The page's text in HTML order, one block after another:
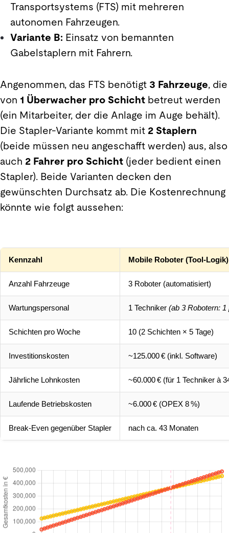
Transportsystems (FTS) mit mehreren
autonomen Fahrzeugen.
Variante B: Einsatz von bemannten
Gabelstaplern mit Fahrern.
Angenommen, das FTS benötigt 3 Fahrzeuge, die
von 1 Überwacher pro Schicht betreut werden
(ein Mitarbeiter, der die Anlage im Auge behält).
Die Stapler-Variante kommt mit 2 Staplern
(beide müssen neu angeschafft werden) aus, also
auch 2 Fahrer pro Schicht (jeder bedient einen
Stapler). Beide Varianten decken den
gewünschten Durchsatz ab. Die Kostenrechnung
könnte wie folgt aussehen:
Kennzahl Mobile Roboter (Tool-Logik)
Anzahl Fahrzeuge 3 Roboter (automatisiert)
Wartungspersonal 1 Techniker (ab 3 Robotern: 1
Schichten pro Woche 10 (2 Schichten × 5 Tage)
Investitionskosten ~125.000 € (inkl. Software)
Jährliche Lohnkosten ~60.000 € (für 1 Techniker à
Laufende Betriebskosten ~6.000 € (OPEX 8 %)
Break-Even gegenüber Stapler nach ca. 43 Monaten